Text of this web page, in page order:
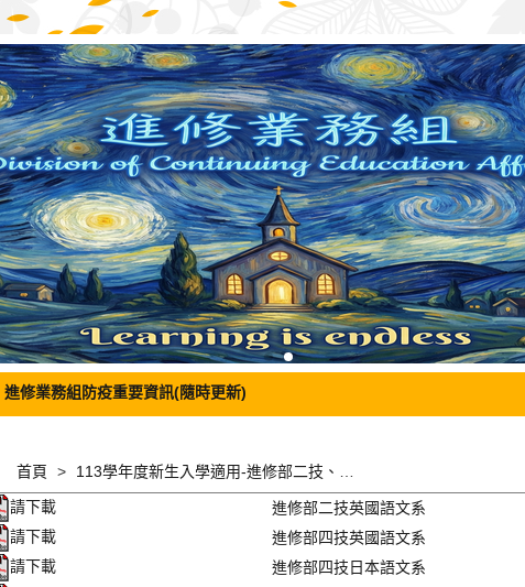
進修業務組防疫重要資訊(隨時更新)
首頁
請下載
進修部二技英國語文系
請下載
進修部四技英國語文系
請下載
進修部四技日本語文系